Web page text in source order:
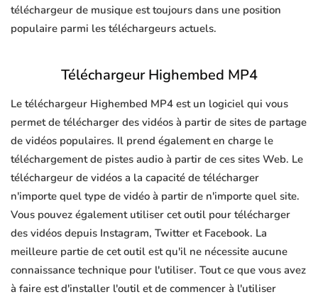
téléchargeur de musique est toujours dans une position
populaire parmi les téléchargeurs actuels.
Téléchargeur Highembed MP4
Le téléchargeur Highembed MP4 est un logiciel qui vous
permet de télécharger des vidéos à partir de sites de partage
de vidéos populaires. Il prend également en charge le
téléchargement de pistes audio à partir de ces sites Web. Le
téléchargeur de vidéos a la capacité de télécharger
n'importe quel type de vidéo à partir de n'importe quel site.
Vous pouvez également utiliser cet outil pour télécharger
des vidéos depuis Instagram, Twitter et Facebook. La
meilleure partie de cet outil est qu'il ne nécessite aucune
connaissance technique pour l'utiliser. Tout ce que vous avez
à faire est d'installer l'outil et de commencer à l'utiliser